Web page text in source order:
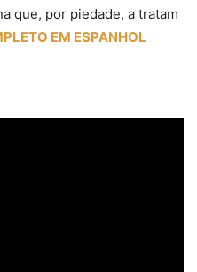
que, por piedade, a tratam
EM ESPANHOL